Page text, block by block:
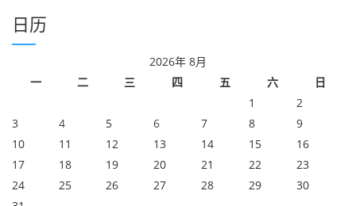
日历
2026年 8月
一
二 三 四 五 六
日
1
2
3
4 5 6 7 8
9
10
11 12 13 14 15
16
17
18 19 20 21 22
23
24
25 26 27 28 29
30